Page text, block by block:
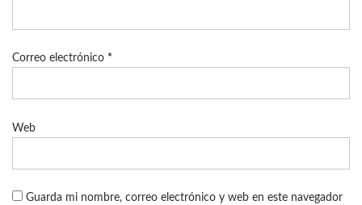
Correo electrónico *
Web
Guarda mi nombre, correo electrónico y web en este navegador